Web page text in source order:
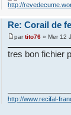
http://
Re: Corail de
partito76 » Mer 12
tres bon fichier
http://www.recifal-